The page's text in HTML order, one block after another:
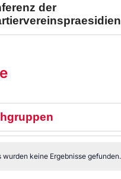
der
wurden keine Ergebnisse gefunden.